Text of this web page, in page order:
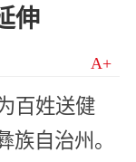
伸
A+
百姓送健
族自治州。